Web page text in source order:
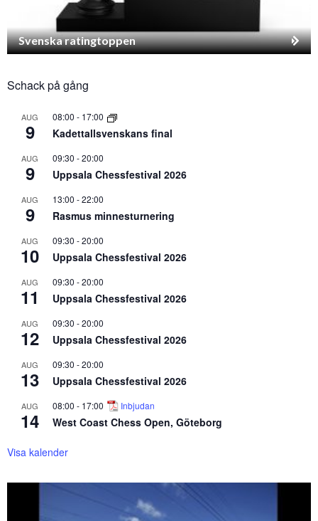
Svenska ratingtoppen
Schack på gång
AUG
9
08:00 - 17:00
Kadettallsvenskans final
AUG
9
09:30 -20:00
Uppsala Chessfestival 2026
AUG
9
13:00 -22:00
Rasmus minnesturnering
AUG
10
09:30 -20:00
Uppsala Chessfestival 2026
AUG
11
09:30 -20:00
Uppsala Chessfestival 2026
AUG
12
09:30 -20:00
Uppsala Chessfestival 2026
AUG
13
09:30 -20:00
Uppsala Chessfestival 2026
AUG
14
08:00 - 17:00 Inbjudan
West Coast Chess Open, Göteborg
Visa kalender